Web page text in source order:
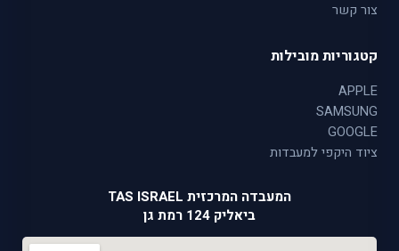
צור קשר
קטגוריות מובילות
APPLE
SAMSUNG
GOOGLE
ציוד היקפי למעבדות
המעבדה המרכזית TAS ISRAEL
ביאליק 124 רמת גן